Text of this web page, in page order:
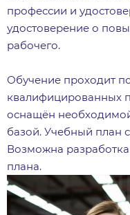
профессии и
удостоверение о
рабочего.
Обучение проходит
квалифицированных
оснащён
базой. Учебный план
Возможна
плана.